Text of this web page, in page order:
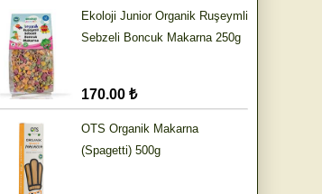
Ekoloji Junior Organik Ruşeymli
Sebzeli Boncuk Makarna 250g
170.00 ₺
OTS Organik Makarna
(Spagetti) 500g